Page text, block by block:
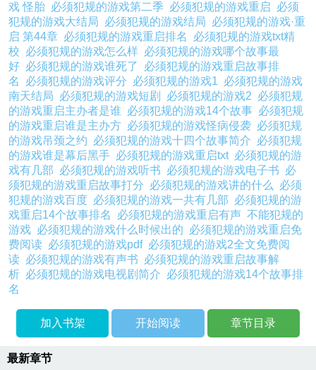
戏 怪胎 必须犯规的游戏第二季 必须犯规的游戏重启 必须
犯规的游戏大结局 必须犯规的游戏结局 必须犯规的游戏·重
启 第44章 必须犯规的游戏重启排名 必须犯规的游戏txt精
校 必须犯规的游戏怎么样 必须犯规的游戏哪个故事最
好 必须犯规的游戏谁死了 必须犯规的游戏重启故事排
名 必须犯规的游戏评分 必须犯规的游戏1 必须犯规的游戏
南天结局 必须犯规的游戏短剧 必须犯规的游戏2 必须犯规
的游戏重启主办者是谁 必须犯规的游戏14个故事 必须犯规
的游戏重启谁是主办方 必须犯规的游戏怪病侵袭 必须犯规
的游戏吊颈之约 必须犯规的游戏十四个故事简介 必须犯规
的游戏谁是幕后黑手 必须犯规的游戏重启txt 必须犯规的游
戏有几部 必须犯规的游戏听书 必须犯规的游戏电子书 必
须犯规的游戏重启故事打分 必须犯规的游戏讲的什么 必须
犯规的游戏百度 必须犯规的游戏一共有几部 必须犯规的游
戏重启14个故事排名 必须犯规的游戏重启有声不能犯规的
游戏 必须犯规的游戏什么时候出的 必须犯规的游戏重启免
费阅读 必须犯规的游戏pdf 必须犯规的游戏2全文免费阅
读 必须犯规的游戏有声书 必须犯规的游戏重启故事解
析 必须犯规的游戏电视剧简介 必须犯规的游戏14个故事排
名
加入书架 开始阅读 章节目录
最新章节